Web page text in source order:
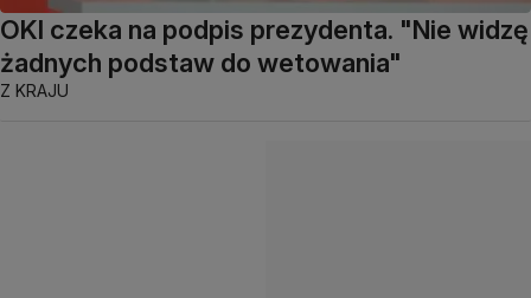
OKI czeka na podpis prezydenta. "Nie widzę
żadnych podstaw do wetowania"
Z KRAJU